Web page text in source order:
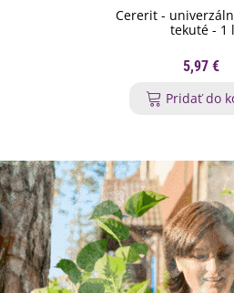
Cererit -
tekuté - 1 l
5,97 €
Pridať do